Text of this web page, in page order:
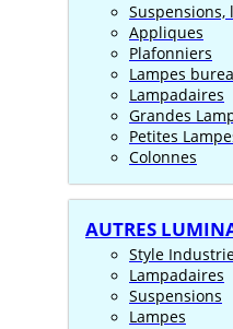
Suspensions,
Appliques
Plafonniers
Lampes
Lampadaires
Grandes
Petites
Colonnes
AUTRES
Style
Lampadaires
Suspensions
Lampes